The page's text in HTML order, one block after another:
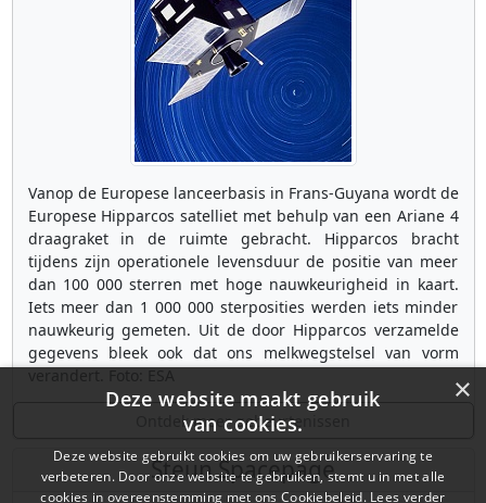
Vanop de Europese lanceerbasis in Frans-Guyana wordt de
Europese Hipparcos satelliet met behulp van een Ariane 4
draagraket in de ruimte gebracht. Hipparcos bracht
tijdens zijn operationele levensduur de positie van meer
dan 100 000 sterren met hoge nauwkeurigheid in kaart.
Iets meer dan 1 000 000 sterposities werden iets minder
nauwkeurig gemeten. Uit de door Hipparcos verzamelde
gegevens bleek ook dat ons melkwegstelsel van vorm
Ontdek meer gebeurtenissen
Steun Spacepage
×
Deze website maakt gebruik
van cookies.
Deze website gebruikt cookies om uw gebruikerservaring te
verbeteren. Door onze website te gebruiken, stemt u in met alle
cookies in overeenstemming met ons Cookiebeleid. Lees verder